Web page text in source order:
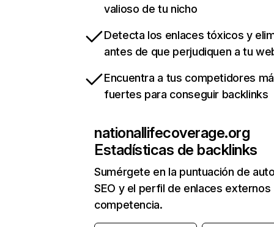
valioso de tu nicho
Detecta los enlaces tóxicos y
antes de que perjudiquen a tu
Encuentra a tus competidores
fuertes para conseguir backlinks
nationallifecoverage.org
Estadísticas de backlinks
Sumérgete en la puntuación de
SEO y el perfil de enlaces externos
competencia.